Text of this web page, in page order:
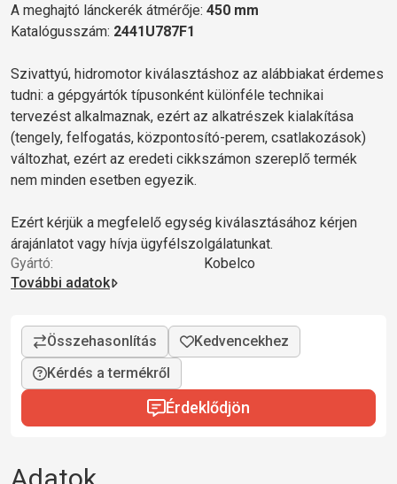
A meghajtó lánckerék átmérője: 450 mm
Katalógusszám: 2441U787F1
Szivattyú, hidromotor kiválasztáshoz az alábbiakat érdemes
tudni: a gépgyártók típusonként különféle technikai
tervezést alkalmaznak, ezért az alkatrészek kialakítása
(tengely, felfogatás, központosító-perem, csatlakozások)
változhat, ezért az eredeti cikkszámon szereplő termék
nem minden esetben egyezik.
Ezért kérjük a megfelelő egység kiválasztásához kérjen
árajánlatot vagy hívja ügyfélszolgálatunkat.
Gyártó:
Kobelco
További adatok
Kérdés a termékről
Érdeklődjön